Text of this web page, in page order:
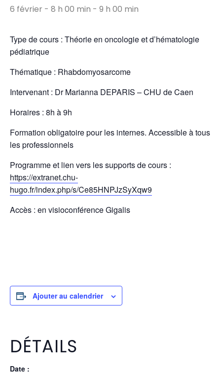
6 février - 8 h 00 min - 9 h 00 min
Type de cours : Théorie en oncologie et d’hématologie
pédiatrique
Thématique : Rhabdomyosarcome
Intervenant : Dr Marianna DEPARIS – CHU de Caen
Horaires : 8h à 9h
Formation obligatoire pour les internes. Accessible à tous
les professionnels
Programme et lien vers les supports de cours :
https://extranet.chu-
hugo.fr/index.php/s/Ce85HNPJzSyXqw9
Accès : en visioconférence Gigalis
Ajouter au calendrier
DÉTAILS
Date :